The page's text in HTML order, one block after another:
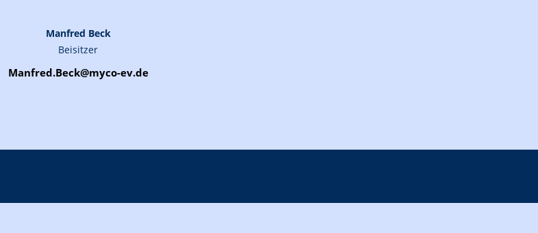
Manfred Beck
Beisitzer
Manfred.Beck@myco-ev.de